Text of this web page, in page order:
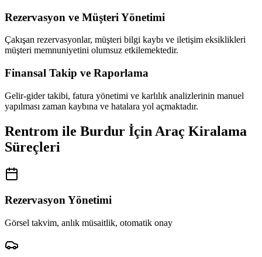
Rezervasyon ve Müşteri Yönetimi
Çakışan rezervasyonlar, müşteri bilgi kaybı ve iletişim eksiklikleri
müşteri memnuniyetini olumsuz etkilemektedir.
Finansal Takip ve Raporlama
Gelir-gider takibi, fatura yönetimi ve karlılık analizlerinin manuel
yapılması zaman kaybına ve hatalara yol açmaktadır.
Rentrom ile Burdur İçin Araç Kiralama
Süreçleri
Rezervasyon Yönetimi
Görsel takvim, anlık müsaitlik, otomatik onay